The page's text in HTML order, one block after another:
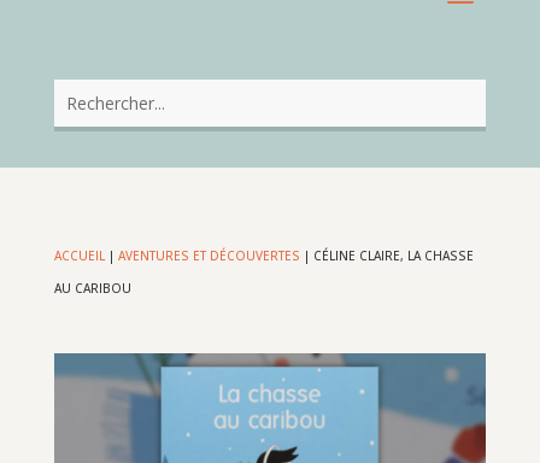
ACCUEIL| AVENTURES ET DÉCOUVERTES | CÉLINE CLAIRE, LA CHASSE
AU CARIBOU